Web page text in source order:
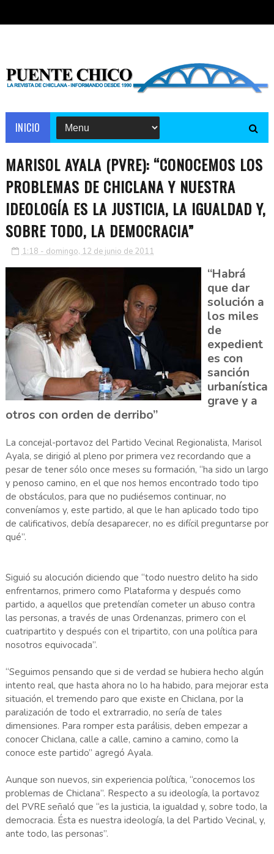
INICIO
MARISOL AYALA (PVRE): “CONOCEMOS LOS
PROBLEMAS DE CHICLANA Y NUESTRA
IDEOLOGÍA ES LA JUSTICIA, LA IGUALDAD Y,
SOBRE TODO, LA DEMOCRACIA”
1:18 - domingo, 12 de junio de 2011
“Habrá
que dar
solución a
los miles
de
expedient
es con
sanción
urbanística
grave y a
otros con orden de derribo”
La concejal-portavoz del Partido Vecinal Regionalista, Marisol
Ayala, se dirigió al pleno por primera vez recordando que a
pesar de tener sólo once meses su formación, “ha sido un largo
y penoso camino, en el que nos hemos encontrado todo tipo
de obstáculos, para que no pudiésemos continuar, no
conveníamos y, este partido, al que le han aplicado todo tipo
de calificativos, debía desaparecer, no es difícil preguntarse por
qué”.
Siguió su alocución diciendo que “todo nuestro delito ha sido
enfrentarnos, primero como Plataforma y después como
partido, a aquellos que pretendían cometer un abuso contra
las personas, a través de unas Ordenanzas, primero con el
cuatripartito y después con el tripartito, con una política para
nosotros equivocada”.
“Seguimos pensando que si de verdad se hubiera hecho algún
intento real, que hasta ahora no lo ha habido, para mejorar esta
situación, el tremendo paro que existe en Chiclana, por la
paralización de todo el extrarradio, no sería de tales
dimensiones. Para romper esta parálisis, deben empezar a
conocer Chiclana, calle a calle, camino a camino, como la
conoce este partido” agregó Ayala.
Aunque son nuevos, sin experiencia política, “conocemos los
problemas de Chiclana”. Respecto a su ideología, la portavoz
del PVRE señaló que “es la justicia, la igualdad y, sobre todo, la
democracia. Ésta es nuestra ideología, la del Partido Vecinal, y,
ante todo, las personas”.